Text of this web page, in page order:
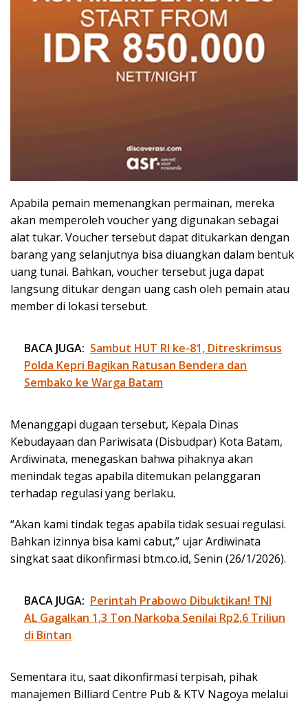
Apabila pemain memenangkan permainan, mereka
akan memperoleh voucher yang digunakan sebagai
alat tukar. Voucher tersebut dapat ditukarkan dengan
barang yang selanjutnya bisa diuangkan dalam bentuk
uang tunai. Bahkan, voucher tersebut juga dapat
langsung ditukar dengan uang cash oleh pemain atau
member di lokasi tersebut.
BACA JUGA: Sambut HUT RI ke-81, Ditreskrimsus
Polda Kepri Bagikan Ratusan Bendera dan
Sembako ke Warga Batam
Menanggapi dugaan tersebut, Kepala Dinas
Kebudayaan dan Pariwisata (Disbudpar) Kota Batam,
Ardiwinata, menegaskan bahwa pihaknya akan
menindak tegas apabila ditemukan pelanggaran
terhadap regulasi yang berlaku.
“Akan kami tindak tegas apabila tidak sesuai regulasi.
Bahkan izinnya bisa kami cabut,” ujar Ardiwinata
singkat saat dikonfirmasi btm.co.id, Senin (26/1/2026).
BACA JUGA: Perintah Prabowo Dibuktikan! TNI
AL Gagalkan 1,3 Ton Narkoba Senilai Rp2,6 Triliun
di Bintan
Sementara itu, saat dikonfirmasi terpisah, pihak
manajemen Billiard Centre Pub & KTV Nagoya melalui